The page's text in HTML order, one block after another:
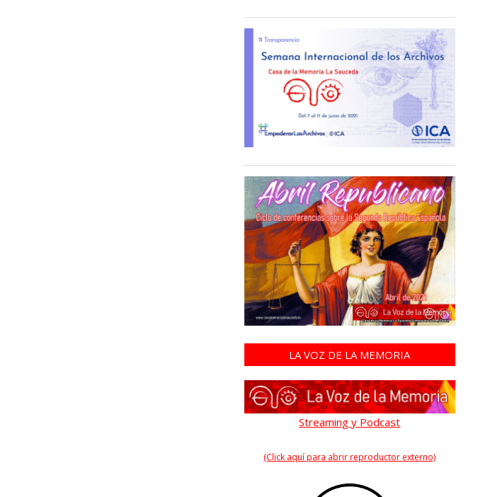
LA VOZ DE LA MEMORIA
Streaming y Podcast
(Click aquí para abrir reproductor externo)